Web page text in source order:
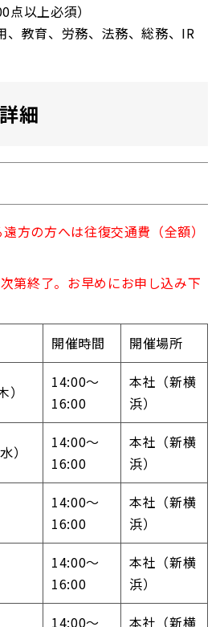
点以上必須）
教育、労務、法務、総務、IR
細
方の方へは往復交通費（全額）
第終了。お早めにお申し込み下
開催時間 開催場所
14:00〜
16:00
本社（新横
浜）
）
14:00〜
16:00
本社（新横
浜）
14:00～
16:00
本社（新横
浜）
14:00～
16:00
本社（新横
浜）
14:00〜 本社（新横